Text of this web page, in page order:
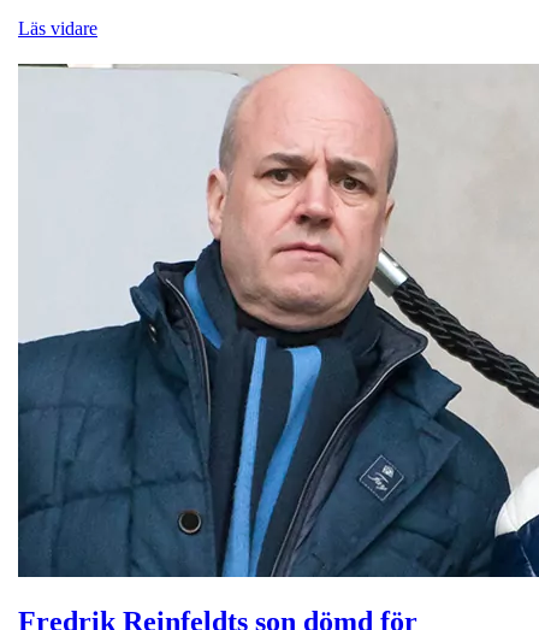
Läs vidare
Fredrik Reinfeldts son dömd för